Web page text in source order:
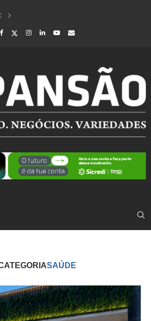
PELO SEBRAE RS SÃO DESTAQUE EM
SAÚDE